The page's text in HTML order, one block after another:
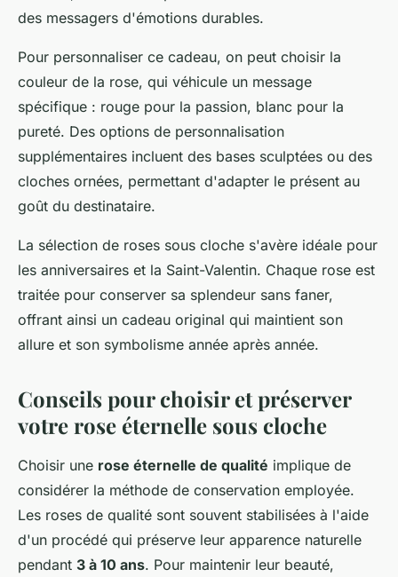
des messagers d'émotions durables.
Pour personnaliser ce cadeau, on peut choisir la
couleur de la rose, qui véhicule un message
spécifique : rouge pour la passion, blanc pour la
pureté. Des options de personnalisation
supplémentaires incluent des bases sculptées ou des
cloches ornées, permettant d'adapter le présent au
goût du destinataire.
La sélection de roses sous cloche s'avère idéale pour
les anniversaires et la Saint-Valentin. Chaque rose est
traitée pour conserver sa splendeur sans faner,
offrant ainsi un cadeau original qui maintient son
allure et son symbolisme année après année.
Conseils pour choisir et préserver
votre rose éternelle sous cloche
Choisir une rose éternelle de qualité implique de
considérer la méthode de conservation employée.
Les roses de qualité sont souvent stabilisées à l'aide
d'un procédé qui préserve leur apparence naturelle
pendant 3 à 10 ans. Pour maintenir leur beauté,